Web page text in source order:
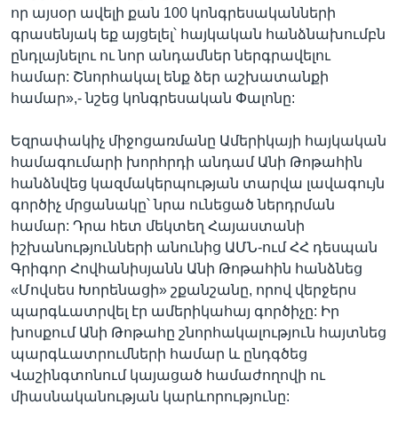
որ այսօր ավելի քան 100 կոնգրեսականների
գրասենյակ եք այցելել՝ հայկական հանձնախումբն
ընդլայնելու ու նոր անդամներ ներգրավելու
համար: Շնորհակալ ենք ձեր աշխատանքի
համար»,- նշեց կոնգրեսական Փալոնը:
Եզրափակիչ միջոցառմանը Ամերիկայի հայկական
համագումարի խորհրդի անդամ Անի Թոթահին
հանձնվեց կազմակերպության տարվա լավագույն
գործիչ մրցանակը՝ նրա ունեցած ներդրման
համար: Դրա հետ մեկտեղ Հայաստանի
իշխանությունների անունից ԱՄՆ-ում ՀՀ դեսպան
Գրիգոր Հովհանիսյանն Անի Թոթահին հանձնեց
«Մովսես Խորենացի» շքանշանը, որով վերջերս
պարգևատրվել էր ամերիկահայ գործիչը: Իր
խոսքում Անի Թոթահը շնորհակալություն հայտնեց
պարգևատրումների համար և ընդգծեց
Վաշինգտոնում կայացած համաժողովի ու
միասնականության կարևորությունը: